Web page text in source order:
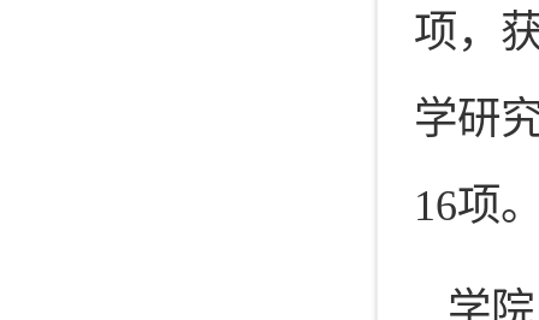
项，
学研
16项
学